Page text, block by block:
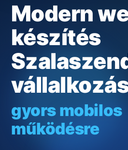
Modern
készítés
gyors mobilos
működésre